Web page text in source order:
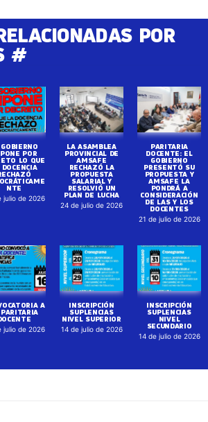
POR
#
POR
LO QUE
DOCENCIA
NTE
julio de 2026
LA ASAMBLEA
PROVINCIAL DE
AMSAFE
RECHAZÓ LA
PROPUESTA
SALARIAL Y
RESOLVIÓ UN
PLAN DE LUCHA
24 de julio de 2026
PARITARIA
DOCENTE: EL
GOBIERNO
PRESENTÓ SU
PROPUESTA Y
AMSAFE LA
PONDRÁ A
CONSIDERACIÓN
DE LAS Y LOS
DOCENTES
21 de julio de 2026
A
julio de 2026
INSCRIPCIÓN
SUPLENCIAS
NIVEL SUPERIOR
14 de julio de 2026
INSCRIPCIÓN
SUPLENCIAS
NIVEL
SECUNDARIO
14 de julio de 2026